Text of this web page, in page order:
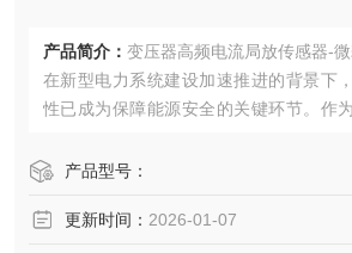
产品简介： 变压器高频电流局放传感器-
在新型电力系统建设加速推进的背景下
性已成为保障能源安全的关键环节。作
正经历着革命性突破。本文将深入解析
备运维的“数字孪生“体系。
产品型号：
更新时间： 2026-01-07